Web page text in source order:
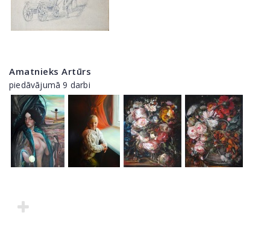
Amatnieks Artūrs
piedāvājumā 9 darbi